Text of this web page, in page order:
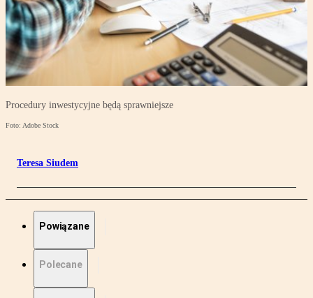
Procedury inwestycyjne będą sprawniejsze
Foto: Adobe Stock
Teresa Siudem
Powiązane
Polecane